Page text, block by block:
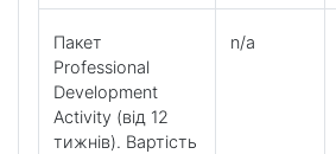
Пакет
Professional
Development
Activity (від 12
тижнів). Вартість
n/a